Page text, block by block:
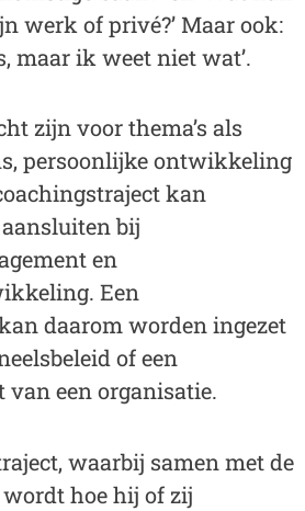
werk of privé?’ Maar ook:
maar ik weet niet wat’.
zijn voor thema’s als
persoonlijke ontwikkeling
kan
bij
en
Een
daarom worden ingezet
of een
een organisatie.
waarbij samen met de
wordt hoe hij of zij